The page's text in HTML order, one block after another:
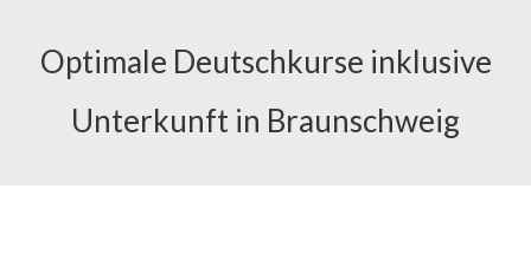
Optimale Deutschkurse inklusive
Unterkunft in Braunschweig